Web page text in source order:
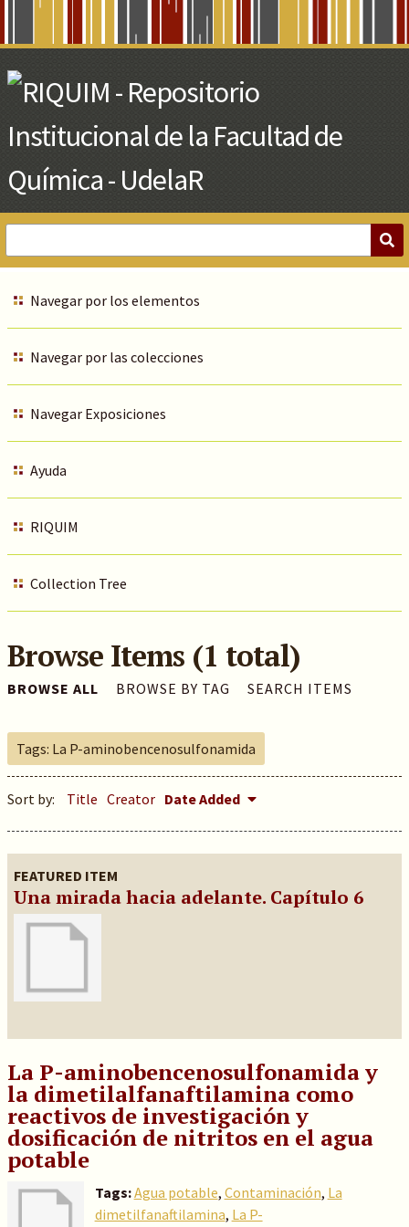
Main
Content
Navegar por los elementos
Navegar por las colecciones
Navegar Exposiciones
Ayuda
RIQUIM
Collection Tree
Browse Items (1 total)
BROWSE ALL BROWSE BY TAG SEARCH ITEMS
Tags: La P-aminobencenosulfonamida
Sort by: Title Creator Date Added
FEATURED ITEM
Una mirada hacia adelante. Capítulo 6
La P-aminobencenosulfonamida y
la dimetilalfanaftilamina como
reactivos de investigación y
dosificación de nitritos en el agua
potable
Tags:Agua potable, Contaminación, La
dimetilfanaftilamina, La P-